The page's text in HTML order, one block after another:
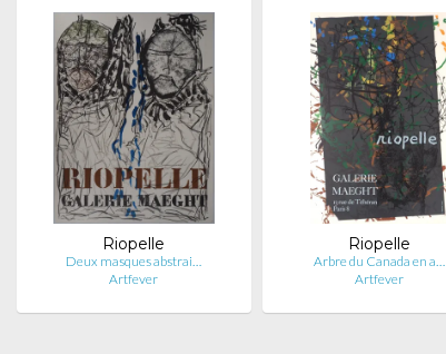
Riopelle
Deux masques abstrai…
Artfever
Riopelle
Arbre du Canada en a…
Artfever